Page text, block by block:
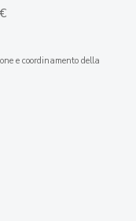
e coordinamento della